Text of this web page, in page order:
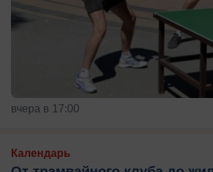
вчера в 17:00
Календарь